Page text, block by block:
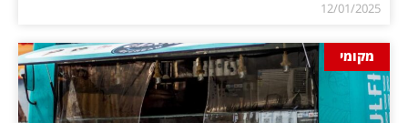
12/01/2025
מקומי